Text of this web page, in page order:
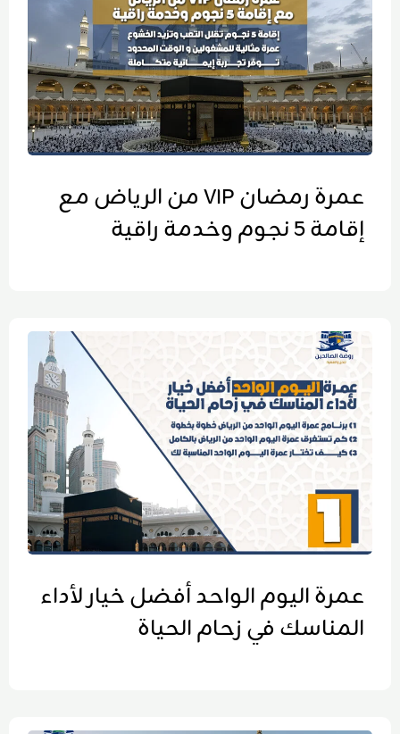
عمرة رمضان VIP من الرياض مع
إقامة 5 نجوم وخدمة راقية
عمرة اليوم الواحد أفضل خيار لأداء
المناسك في زحام الحياة